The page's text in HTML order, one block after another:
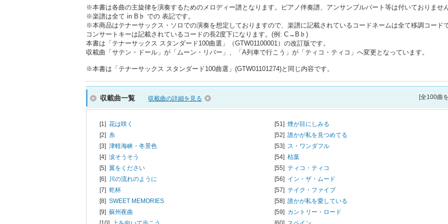
※本書は各曲の主旋律を演奏するためのメロディー譜となります。ピアノ伴奏譜、アンサンブルパート等は付いておりません
※楽譜は全て in B♭ での 表記です。
※本商品はテナーサックス・ソロでの演奏を想定しておりますので、楽譜に記載されているコードネームは全て移調コードで
コンサートキーは記載されているコードの長2度下になります。(例: C→B♭)
本書は「テナーサックス スタンダード100曲選」（GTW01100001）の改訂版です。
収載曲「サテン・ドール」が「ムーン・リバー」、「A列車で行こう」が「ティコ・ティコ」へ変更となっています。
※本書は「テナーサックス スタンダード100曲選」(GTW01101274)と同じ内容です。
収載曲一覧 収載曲の詳細を見る [全100曲
[1] 花は咲く
[2] 糸
[3] 津軽海峡・冬景色
[4] 涙そうそう
[5] 翼をください
[6] 川の流れのように
[7] 乾杯
[8] SWEET MEMORIES
[9] 蘇州夜曲
[51] 煙が目にしみる
[52] 誰かが私を見つめてる
[53] ス・ワンダフル
[54] 枯葉
[55] ティコ・ティコ
[56] イン・ザ・ムード
[57] テイク・ファイブ
[58] 誰かが私を愛している
[59] カントリー・ロード